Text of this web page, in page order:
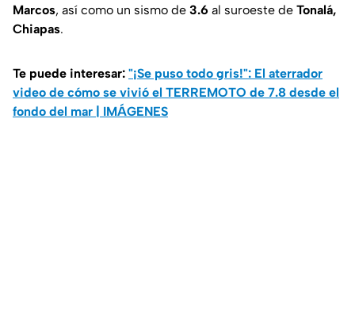
Marcos, así como un sismo de 3.6 al suroeste de Tonalá,
Chiapas.
Te puede interesar: "¡Se puso todo gris!": El aterrador
video de cómo se vivió el TERREMOTO de 7.8 desde el
fondo del mar | IMÁGENES